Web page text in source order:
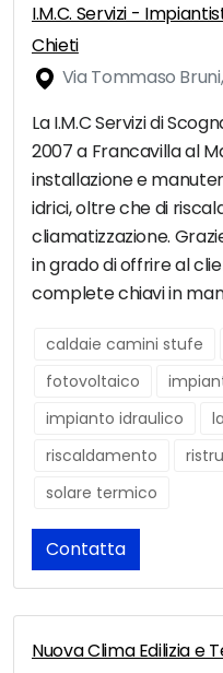
I.M.C. Servizi -
Chieti
Via Tommaso
La I.M.C Servizi di
2007 a Francavilla al
installazione e
idrici, oltre che di
cliamatizzazione.
in grado di offrire al
complete chiavi in
caldaie camini stufe
fotovoltaico
impianto idraulico
riscaldamento
solare termico
Contatta
Nuova Clima Edilizia e